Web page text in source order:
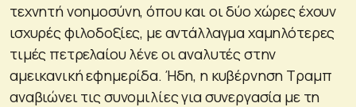
τεχνητή νοημοσύνη, όπου και οι δύο χώρες έχουν
ισχυρές φιλοδοξίες, με αντάλλαγμα χαμηλότερες
τιμές πετρελαίου λένε οι αναλυτές στην
αμεικανική εφημερίδα. Ήδη, η κυβέρνηση Τραμπ
αναβιώνει τις συνομιλίες για συνεργασία με τη